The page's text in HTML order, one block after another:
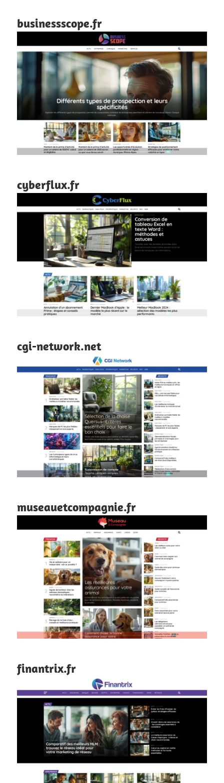
businessscope.fr
cyberflux.fr
cgi-network.net
museauetcompagnie.fr
finantrix.fr